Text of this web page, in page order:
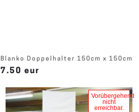
Blanko Doppelhalter 150cm x 150cm
7.50 eur
Vorübergehend
nicht
erreichbar.